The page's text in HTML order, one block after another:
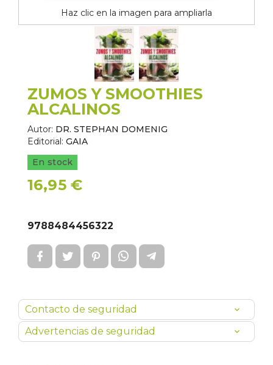
Haz clic en la imagen para ampliarla
ZUMOS Y SMOOTHIES
ALCALINOS
Autor: DR. STEPHAN DOMENIG
Editorial: GAIA
En stock
16,95 €
9788484456322
Contacto de seguridad
Advertencias de seguridad